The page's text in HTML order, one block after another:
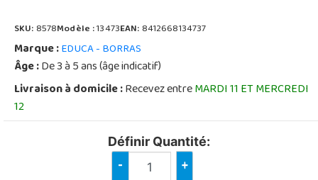
SKU:8578Modèle :13473EAN:8412668134737
Marque :EDUCA - BORRAS
Âge :De 3 à 5 ans (âge indicatif)
Livraison à domicile :Recevez entreMARDI 11 ET MERCREDI
12
Définir Quantité:
- +